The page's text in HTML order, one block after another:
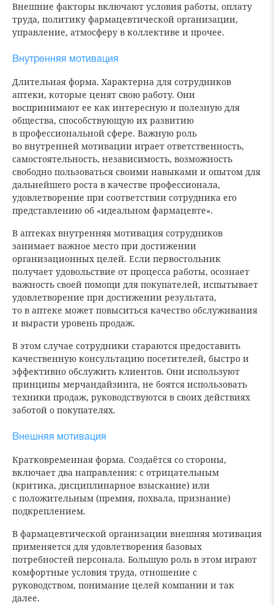
Внешние факторы включают условия работы, оплату
труда, политику фармацевтической организации,
управление, атмосферу в коллективе и прочее.
Внутренняя мотивация
Длительная форма. Характерна для сотрудников
аптеки, которые ценят свою работу. Они
воспринимают ее как интересную и полезную для
общества, способствующую их развитию
в профессиональной сфере. Важную роль
во внутренней мотивации играет ответственность,
самостоятельность, независимость, возможность
свободно пользоваться своими навыками и опытом для
дальнейшего роста в качестве профессионала,
удовлетворение при соответствии сотрудника его
представлению об «идеальном фармацевте».
В аптеках внутренняя мотивация сотрудников
занимает важное место при достижении
организационных целей. Если первостольник
получает удовольствие от процесса работы, осознает
важность своей помощи для покупателей, испытывает
удовлетворение при достижении результата,
то в аптеке может повыситься качество обслуживания
и вырасти уровень продаж.
В этом случае сотрудники стараются предоставить
качественную консультацию посетителей, быстро и
эффективно обслужить клиентов. Они используют
принципы мерчандайзинга, не боятся использовать
техники продаж, руководствуются в своих действиях
заботой о покупателях.
Внешняя мотивация
Кратковременная форма. Создаётся со стороны,
включает два направления: с отрицательным
(критика, дисциплинарное взыскание) или
с положительным (премия, похвала, признание)
подкреплением.
В фармацевтической организации внешняя мотивация
применяется для удовлетворения базовых
потребностей персонала. Большую роль в этом играют
комфортные условия труда, отношение с
руководством, понимание целей компании и так
далее.